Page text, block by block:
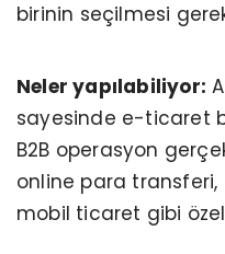
birinin seçilmesi
Neler yapılabiliyor:
sayesinde e-ticaret
B2B operasyon
online para transferi,
mobil ticaret gibi